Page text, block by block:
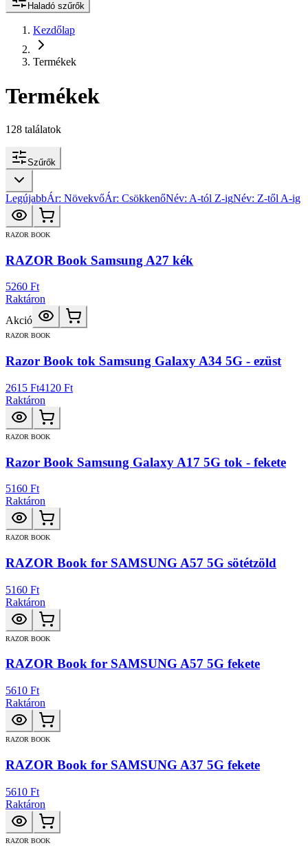
Haladó szűrők
Kezdőlap
Termékek
Termékek
128 találatok
Szűrők
LegújabbÁr: NövekvőÁr: CsökkenőNév: A-tól Z-igNév: Z-től A-ig
RAZOR BOOK
RAZOR Book Samsung A27 kék
5260 Ft
Raktáron
Akció
RAZOR BOOK
Razor Book tok Samsung Galaxy A34 5G - ezüst
2615 Ft4120 Ft
Raktáron
RAZOR BOOK
Razor Book Samsung Galaxy A17 5G tok - fekete
5160 Ft
Raktáron
RAZOR BOOK
RAZOR Book for SAMSUNG A57 5G sötétzöld
5160 Ft
Raktáron
RAZOR BOOK
RAZOR Book for SAMSUNG A57 5G fekete
5610 Ft
Raktáron
RAZOR BOOK
RAZOR Book for SAMSUNG A37 5G fekete
5610 Ft
Raktáron
RAZOR BOOK